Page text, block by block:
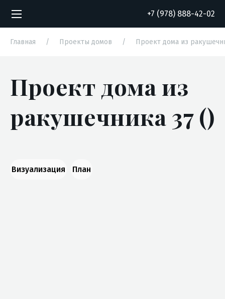
+7 (978) 888-42-02
Главная / Проекты домов / Проект дома из
Проект дома из
ракушечника 37 ()
Визуализация План
данных
данных